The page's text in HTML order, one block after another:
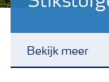
Bekijk meer